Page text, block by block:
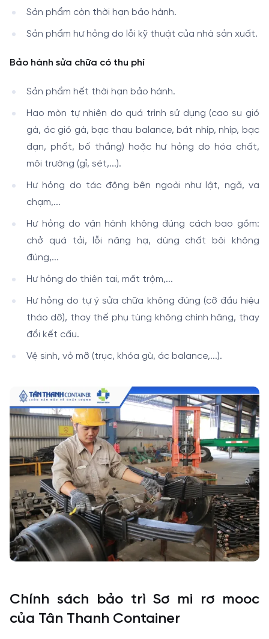
Sản phẩm còn thời hạn bảo hành.
Sản phẩm hư hỏng do lỗi kỹ thuật của nhà sản xuất.
Bảo hành sửa chữa có thu phí
Sản phẩm hết thời hạn bảo hành.
Hao mòn tự nhiên do quá trình sử dụng (cao su gió
gà, ác gió gà, bạc thau balance, bát nhíp, nhíp, bạc
đạn, phốt, bố thắng) hoặc hư hỏng do hóa chất,
môi trường (gỉ, sét,...).
Hư hỏng do tác động bên ngoài như lật, ngã, va
chạm,...
Hư hỏng do vận hành không đúng cách bao gồm:
chở quá tải, lỗi nâng hạ, dùng chất bôi không
đúng,...
Hư hỏng do thiên tai, mất trộm,...
Hư hỏng do tự ý sửa chữa không đúng (cỡ đầu hiệu
tháo dỡ), thay thế phụ tùng không chính hãng, thay
đổi kết cấu.
Vệ sinh, vỏ mỡ (trục, khóa gù, ác balance,...).
Chính sách bảo trì Sơ mi rơ mooc
của Tân Thanh Container